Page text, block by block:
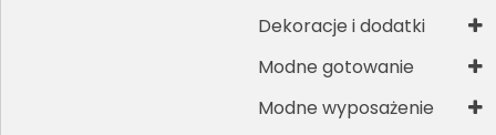
Dekoracje i dodatki
Modne gotowanie
Modne wyposażenie